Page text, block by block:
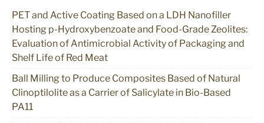
PET and Active Coating Based on a LDH Nanofiller
Hosting p-Hydroxybenzoate and Food-Grade Zeolites:
Evaluation of Antimicrobial Activity of Packaging and
Shelf Life of Red Meat
Ball Milling to Produce Composites Based of Natural
Clinoptilolite as a Carrier of Salicylate in Bio-Based
PA11